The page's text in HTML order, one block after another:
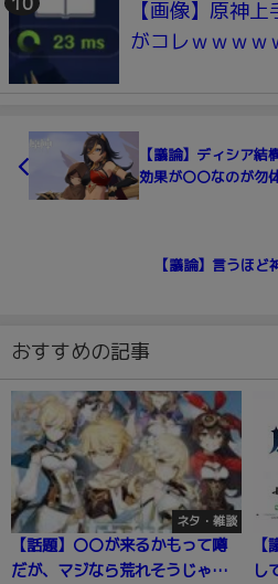
【画像】原神
がコレｗｗｗｗ
【議論】ディシア
効果が〇〇なのが勿
【議論】言うほど
おすすめの記事
ネタ・雑談
【話題】〇〇が来るかもって噂
だが、マジなら荒れそうじゃ
し